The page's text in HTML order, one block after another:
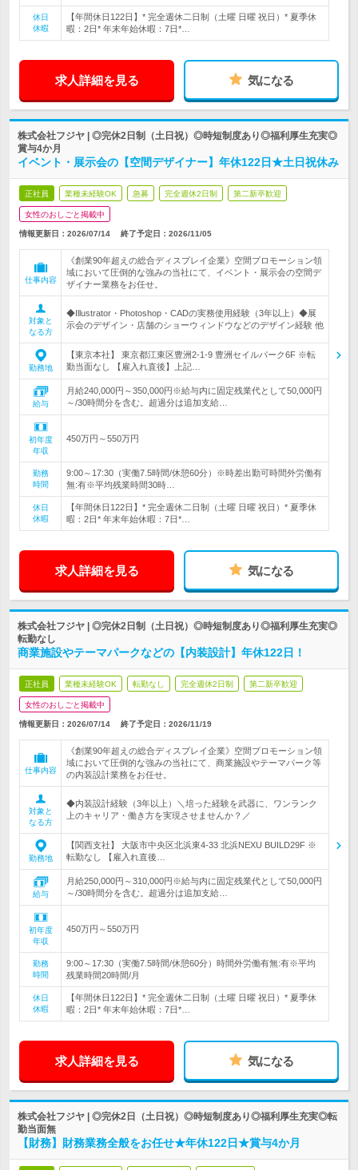
休日
休暇
【年間休日122日】* 完全週休二日制（土曜 日曜 祝日）* 夏季休
暇：2日* 年末年始休暇：7日*…
求人詳細を見る 気になる
株式会社フジヤ | ◎完休2日制（土日祝）◎時短制度あり◎福利厚生充実◎
賞与4か月
イベント・展示会の【空間デザイナー】年休122日★土日祝休み
正社員 業種未経験OK 急募 完全週休2日制 第二新卒歓迎
女性のおしごと掲載中
情報更新日：2026/07/14 終了予定日： 2026/11/05
仕事内容
《創業90年超えの総合ディスプレイ企業》空間プロモーション領
域において圧倒的な強みの当社にて、イベント・展示会の空間デ
ザイナー業務をお任せ。
対象と
なる方
◆Illustrator・Photoshop・CADの実務使用経験（3年以上）◆展
示会のデザイン・店舗のショーウィンドウなどのデザイン経験 他
勤務地
【東京本社】 東京都江東区豊洲2-1-9 豊洲セイルパーク6F ※転
勤当面なし 【雇入れ直後】上記…
給与
月給240,000円～350,000円※給与内に固定残業代として50,000円
～/30時間分を含む。超過分は追加支給…
初年度
年収
450万円～550万円
勤務
時間
9:00～17:30（実働7.5時間/休憩60分）※時差出勤可時間外労働有
無:有※平均残業時間30時…
休日
休暇
【年間休日122日】* 完全週休二日制（土曜 日曜 祝日）* 夏季休
暇：2日* 年末年始休暇：7日*…
求人詳細を見る 気になる
株式会社フジヤ | ◎完休2日制（土日祝）◎時短制度あり◎福利厚生充実◎
転勤なし
商業施設やテーマパークなどの【内装設計】年休122日！
正社員 業種未経験OK 転勤なし 完全週休2日制 第二新卒歓迎
女性のおしごと掲載中
情報更新日：2026/07/14 終了予定日： 2026/11/19
仕事内容
《創業90年超えの総合ディスプレイ企業》空間プロモーション領
域において圧倒的な強みの当社にて、商業施設やテーマパーク等
の内装設計業務をお任せ。
対象と
なる方
◆内装設計経験（3年以上）＼培った経験を武器に、ワンランク
上のキャリア・働き方を実現させませんか？／
勤務地
【関西支社】 大阪市中央区北浜東4-33 北浜NEXU BUILD29F ※
転勤なし 【雇入れ直後…
給与
月給250,000円～310,000円※給与内に固定残業代として50,000円
～/30時間分を含む。超過分は追加支給…
初年度
年収
450万円～550万円
勤務
時間
9:00～17:30（実働7.5時間/休憩60分）時間外労働有無:有※平均
残業時間20時間/月
休日
休暇
【年間休日122日】* 完全週休二日制（土曜 日曜 祝日）* 夏季休
暇：2日* 年末年始休暇：7日*…
求人詳細を見る 気になる
株式会社フジヤ | ◎完休2日（土日祝）◎時短制度あり◎福利厚生充実◎転
勤当面無
【財務】財務業務全般をお任せ★年休122日★賞与4か月